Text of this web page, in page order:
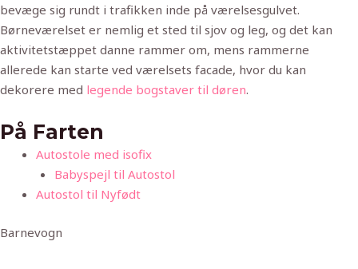
bevæge sig rundt i trafikken inde på værelsesgulvet.
Børneværelset er nemlig et sted til sjov og leg, og det kan
aktivitetstæppet danne rammer om, mens rammerne
allerede kan starte ved værelsets facade, hvor du kan
dekorere med legende bogstaver til døren.
På Farten
Autostole med isofix
Babyspejl til Autostol
Autostol til Nyfødt
Barnevogn